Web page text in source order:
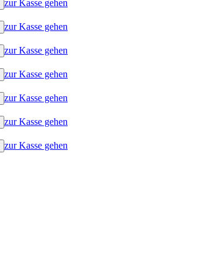
zur Kasse gehen
zur Kasse gehen
zur Kasse gehen
zur Kasse gehen
zur Kasse gehen
zur Kasse gehen
zur Kasse gehen